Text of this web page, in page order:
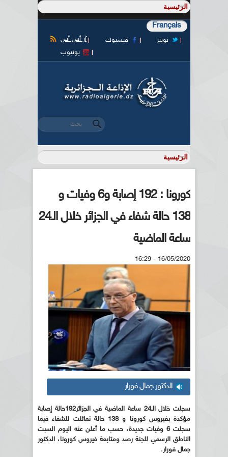
Français
آر أس أس فيسبوك
تويتر
يوتيوب
استمارة البحث
‏بحث ‏
كورونا : 192 إصابة و6 وفيات و
138 حالة شفاء في الجزائر خلال الـ24
ساعة الماضية
16/05/2020 - 16:29
الدكتور جمال فورار
سجلت خلال الـ24 ساعة الماضية في الجزائر192حالة إصابة
مؤكدة بفيروس كورونا و 138 حالة تماثلت للشفاء فيما
سجلت 6 وفيات جديدة، حسب ما أعلن عنه اليوم السبت
الناطق الرسمي للجنة رصد ومتابعة فيروس كورونا، الدكتور
جمال فورار.